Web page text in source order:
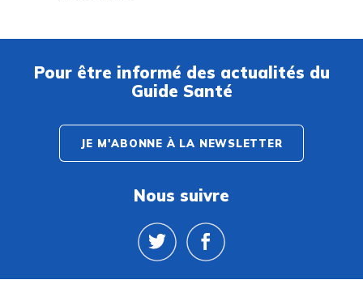
Pour être informé des actualités du
Guide Santé
JE M'ABONNE À LA NEWSLETTER
Nous suivre